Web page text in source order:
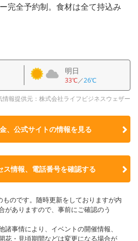
完全予約制。食材は全て持込み
明日
33℃／26℃
情報提供元：株式会社ライフビジネスウェザー
、公式サイトの情報を見る
ス情報、電話番号を確認する
のです。随時更新をしておりますが内
がありますので、事前にご確認のう
事情により、イベントの開催情報、
花・見頃期間などは変更になる場合が